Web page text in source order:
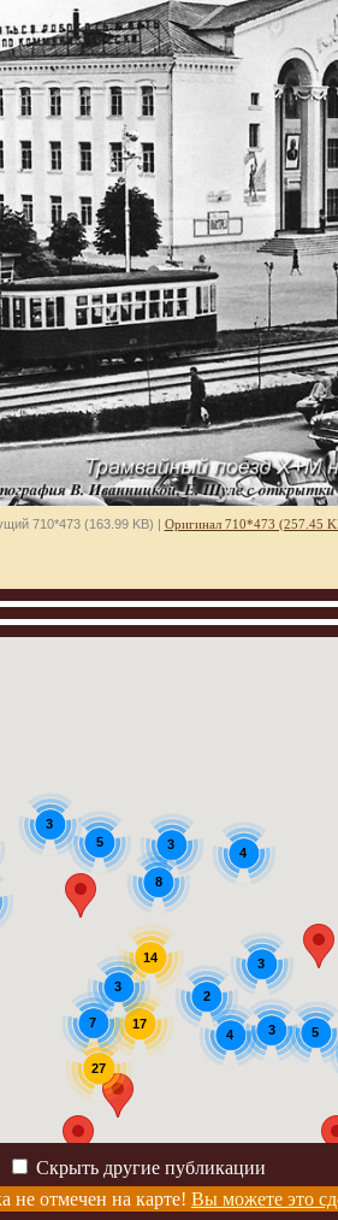
710*473 (163.99 KB) | Оригинал 710*473 (257.45
14
17
3
8
3
5
3
5
27
2
4
7
4
3
3
Скрыть другие публикации
не отмечен на карте! Вы можете это